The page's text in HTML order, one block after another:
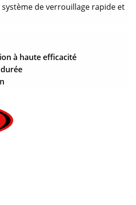
de verrouillage rapide et
à haute efficacité